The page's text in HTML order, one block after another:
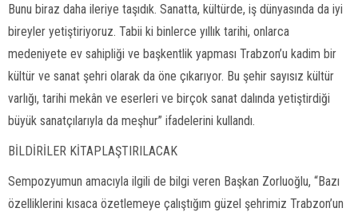
Bunu biraz daha ileriye taşıdık. Sanatta, kültürde, iş dünyasında da iyi
bireyler yetiştiriyoruz. Tabii ki binlerce yıllık tarihi, onlarca
medeniyete ev sahipliği ve başkentlik yapması Trabzon’u kadim bir
kültür ve sanat şehri olarak da öne çıkarıyor. Bu şehir sayısız kültür
varlığı, tarihi mekân ve eserleri ve birçok sanat dalında yetiştirdiği
büyük sanatçılarıyla da meşhur” ifadelerini kullandı.
BİLDİRİLER KİTAPLAŞTIRILACAK
Sempozyumun amacıyla ilgili de bilgi veren Başkan Zorluoğlu, “Bazı
özelliklerini kısaca özetlemeye çalıştığım güzel şehrimiz Trabzon’un